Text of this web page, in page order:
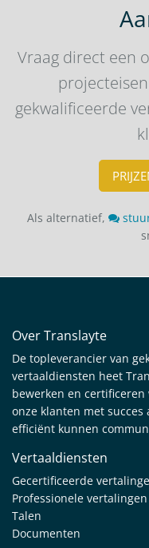
Vraag direct een
gekwalificeerde
Als alternatief,
Over Translayte
De topleverancier van
vertaaldiensten heet
bewerken en
onze klanten met
efficiënt kunnen
Vertaaldiensten
Gecertificeerde
Professionele vertalingen
Talen
Documenten